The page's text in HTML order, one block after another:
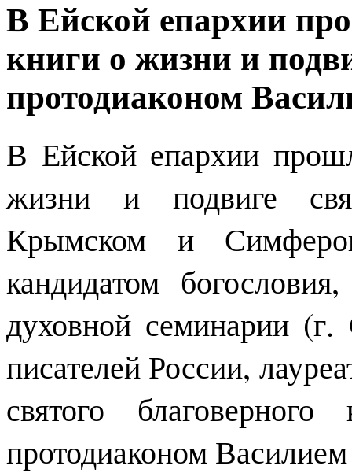
В Ейской епархии
книги о жизни и
протодиаконом
В Ейской епархии
жизни и подвиге
Крымском и
кандидатом
духовной семинарии
писателей России,
святого
протодиаконом